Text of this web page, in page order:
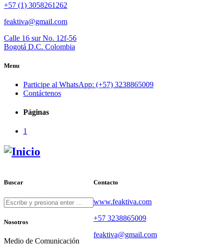
+57 (1) 3058261262
feaktiva@gmail.com
Calle 16 sur No. 12f-56
Bogotá D.C. Colombia
Menu
Participe al WhatsApp: (+57) 3238865009
Contáctenos
Páginas
1
Buscar Contacto
www.feaktiva.com
+57 3238865009
feaktiva@gmail.com
Nosotros
Medio de Comunicación